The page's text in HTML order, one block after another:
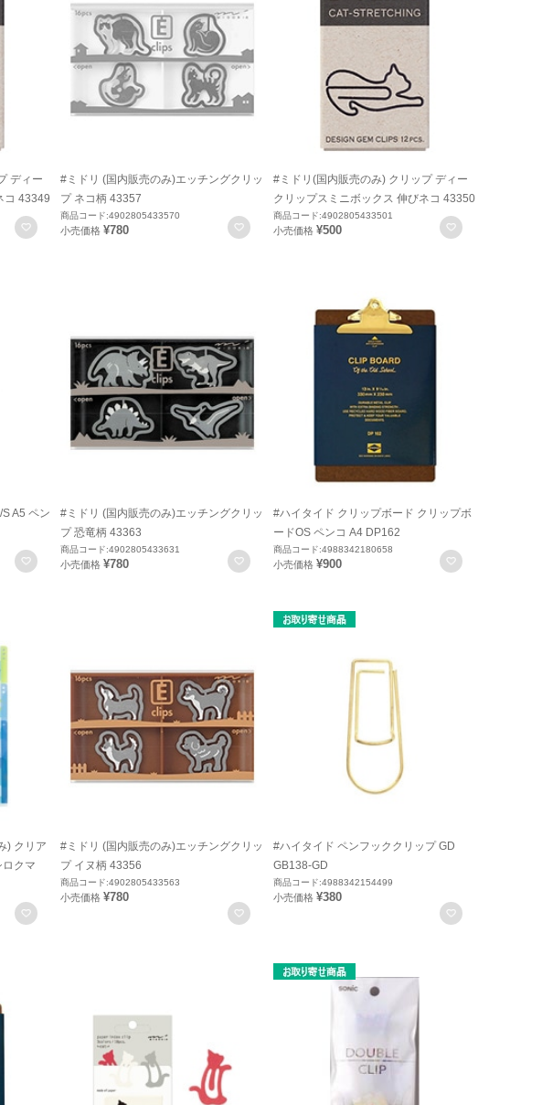
ディー
コ 43349
お気に入りに登録
#ミドリ (国内販売のみ)エッチングクリッ
プ ネコ柄 43357
商品コード:4902805433570
小売価格 ¥780 お気に入りに登録
#ミドリ(国内販売のみ) クリップ ディー
クリップスミニボックス 伸びネコ 43350
商品コード:4902805433501
小売価格 ¥500
A5 ペン
お気に入りに登録
#ミドリ (国内販売のみ)エッチングクリッ
プ 恐竜柄 43363
商品コード:4902805433631
小売価格 ¥780 お気に入りに登録
#ハイタイド クリップボード クリップボ
ードOS ペンコ A4 DP162
商品コード:4988342180658
小売価格 ¥900
) クリア
クマ
#ミドリ (国内販売のみ)エッチングクリッ
プ イヌ柄 43356
商品コード:4902805433563
小売価格 ¥780
お気に入りに登録
#ハイタイド ペンフッククリップ GD
GB138-GD
商品コード:4988342154499
小売価格 ¥380